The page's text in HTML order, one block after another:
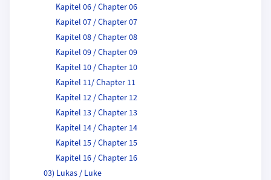
Kapitel 06 / Chapter 06
Kapitel 07 / Chapter 07
Kapitel 08 / Chapter 08
Kapitel 09 / Chapter 09
Kapitel 10 / Chapter 10
Kapitel 11/ Chapter 11
Kapitel 12 / Chapter 12
Kapitel 13 / Chapter 13
Kapitel 14 / Chapter 14
Kapitel 15 / Chapter 15
Kapitel 16 / Chapter 16
03) Lukas / Luke